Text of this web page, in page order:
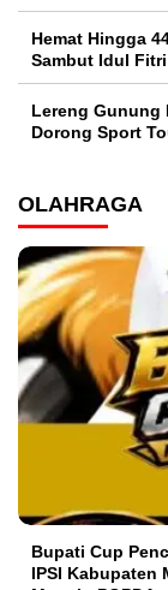
Hemat Hingga
Sambut Idul Fitri
Lereng Gunung
Dorong Sport
OLAHRAGA
Bupati Cup
IPSI Kabupaten